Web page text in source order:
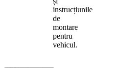
instrucțiunile
de
montare
pentru
vehicul.